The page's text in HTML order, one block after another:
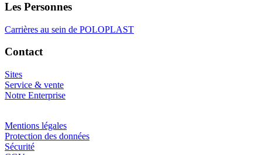
Les Personnes
Carrières au sein de POLOPLAST
Contact
Sites
Service & vente
Notre Enterprise
Mentions légales
Protection des données
Sécurité